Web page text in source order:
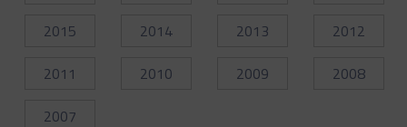
2015
2014 2013
2012
2011
2010 2009
2008
2007